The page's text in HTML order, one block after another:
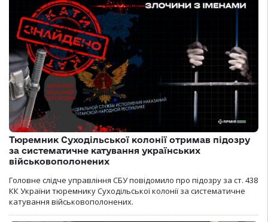
Тюремник Суходільської колонії отримав підозру
за систематичне катування українських
військовополонених
Головне слідче управління СБУ повідомило про підозру за ст. 438
КК України тюремнику Суходільської колонії за систематичне
катування військовополонених.